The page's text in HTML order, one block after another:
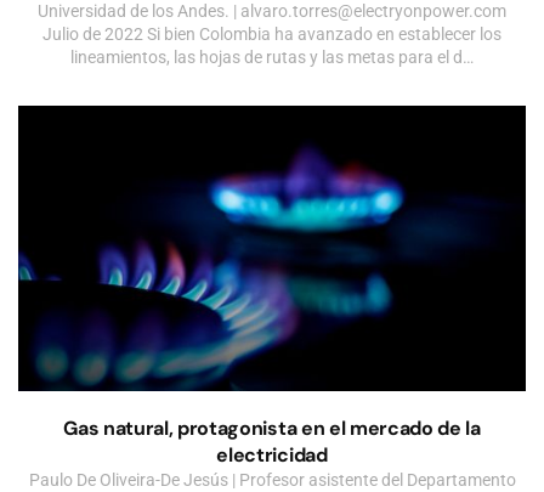
Universidad de los Andes. | alvaro.torres@electryonpower.com
Julio de 2022 Si bien Colombia ha avanzado en establecer los
lineamientos, las hojas de rutas y las metas para el d…
Gas natural, protagonista en el mercado de la
electricidad
Paulo De Oliveira-De Jesús | Profesor asistente del Departamento